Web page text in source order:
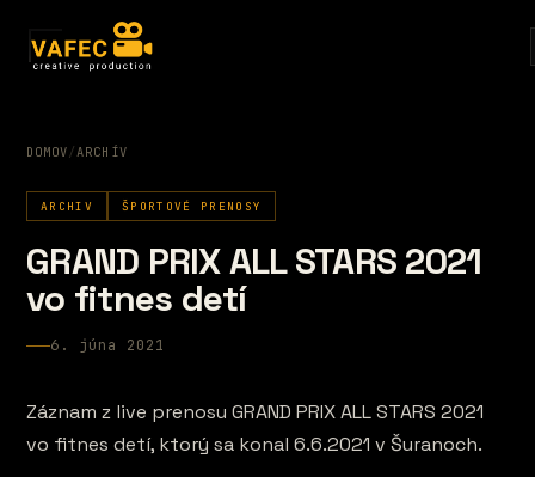
DOMOV/ARCHÍV
ARCHIV ŠPORTOVÉ PRENOSY
GRAND PRIX ALL STARS 2021
vo fitnes detí
6. júna 2021
Záznam z live prenosu GRAND PRIX ALL STARS 2021
vo fitnes detí, ktorý sa konal 6.6.2021 v Šuranoch.